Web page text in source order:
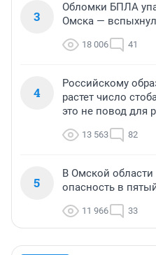
3
Обломки БПЛА
Омска —
18 006 41
4
Российскому
растет число
это не повод для
13 563 82
5
В Омской
опасность в
11 966 33